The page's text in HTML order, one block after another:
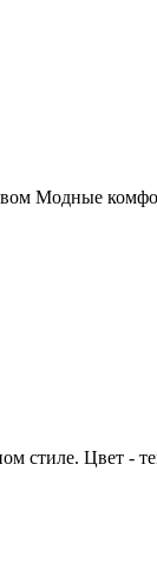
Модные
стиле. Цвет -